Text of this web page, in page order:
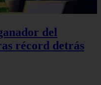
del
récord detrás